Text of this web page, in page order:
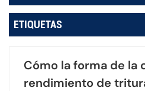
ETIQUETAS
Cómo la forma de la
rendimiento de